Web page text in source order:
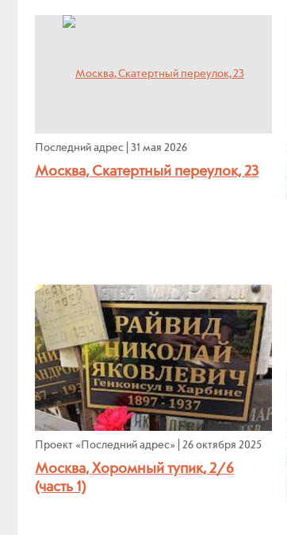
Последний адрес 31 мая 2026
Москва, Скатертный переулок, 23
Проект «Последний адрес» 26 октября 2025
Москва, Хоромный тупик, 2/6
(часть 1)